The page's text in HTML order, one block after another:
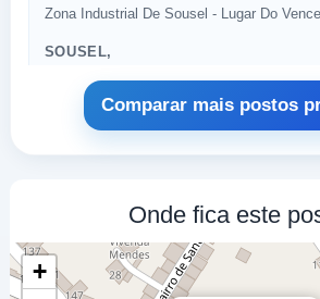
Zona Industrial De Sousel - Lugar Do
SOUSEL,
DULCE RODRIGUES,
a 6.79 Km
Comparar mais postos
Onde fica este
+